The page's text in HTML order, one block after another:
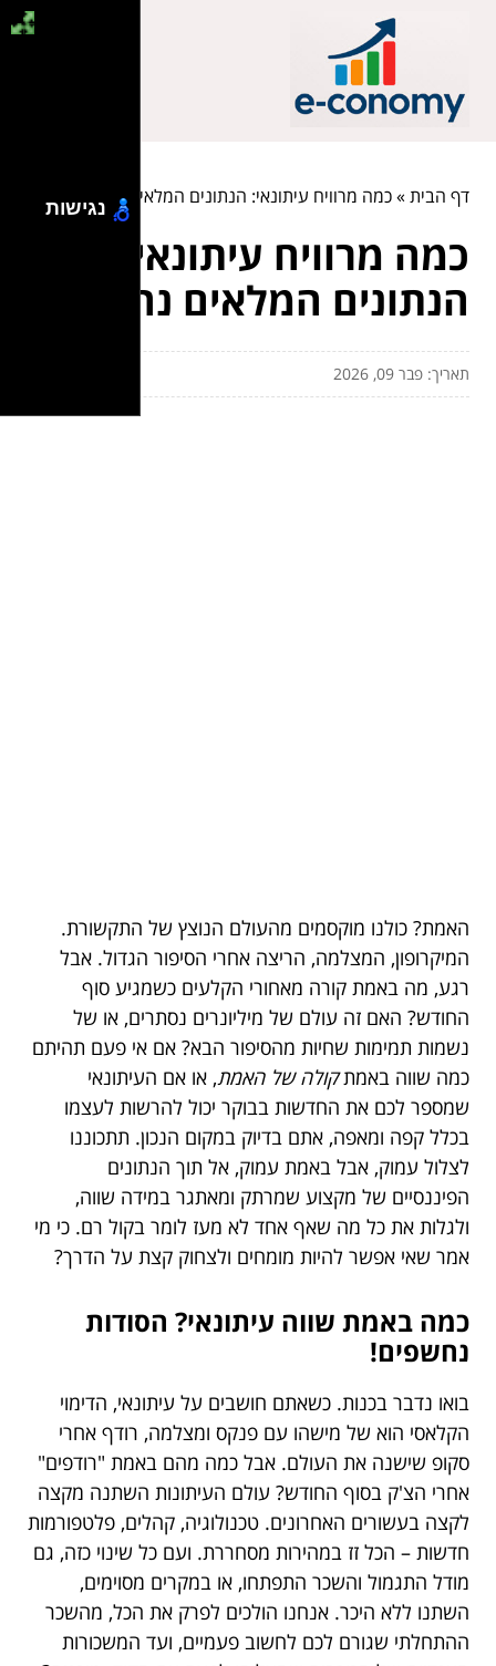
דף הבית»כמה מרוויח עיתונאי: הנתונים המלאים נחשפים
כמה מרוויח עיתונאי:
הנתונים המלאים נחשפים
תאריך: פבר 09, 2026
האמת? כולנו מוקסמים מהעולם הנוצץ של התקשורת.
המיקרופון, המצלמה, הריצה אחרי הסיפור הגדול. אבל
רגע, מה באמת קורה מאחורי הקלעים כשמגיע סוף
החודש? האם זה עולם של מיליונרים נסתרים, או של
נשמות תמימות שחיות מהסיפור הבא? אם אי פעם תהיתם
כמה שווה באמתקולה של האמת, או אם העיתונאי
שמספר לכם את החדשות בבוקר יכול להרשות לעצמו
בכלל קפה ומאפה, אתם בדיוק במקום הנכון. תתכוננו
לצלול עמוק, אבל באמת עמוק, אל תוך הנתונים
הפיננסיים של מקצוע שמרתק ומאתגר במידה שווה,
ולגלות את כל מה שאף אחד לא מעז לומר בקול רם. כי מי
אמר שאי אפשר להיות מומחים ולצחוק קצת על הדרך?
כמה באמת שווה עיתונאי? הסודות
נחשפים!
בואו נדבר בכנות. כשאתם חושבים על עיתונאי, הדימוי
הקלאסי הוא של מישהו עם פנקס ומצלמה, רודף אחרי
סקופ שישנה את העולם. אבל כמה מהם באמת "רודפים"
אחרי הצ'ק בסוף החודש? עולם העיתונות השתנה מקצה
לקצה בעשורים האחרונים. טכנולוגיה, קהלים, פלטפורמות
חדשות – הכל זז במהירות מסחררת. ועם כל שינוי כזה, גם
מודל התגמול והשכר התפתחו, או במקרים מסוימים,
השתנו ללא היכר. אנחנו הולכים לפרק את הכל, מהשכר
ההתחלתי שגורם לכם לחשוב פעמיים, ועד המשכורות
נגישות